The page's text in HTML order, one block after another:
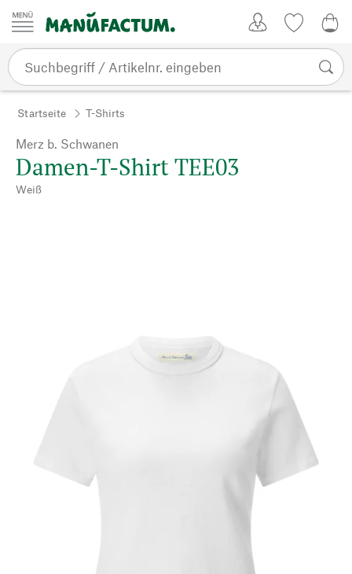
Zum Inhalt springen
Startseite T-Shirts
Merz b. Schwanen
Damen-T-Shirt TEE03
Weiß